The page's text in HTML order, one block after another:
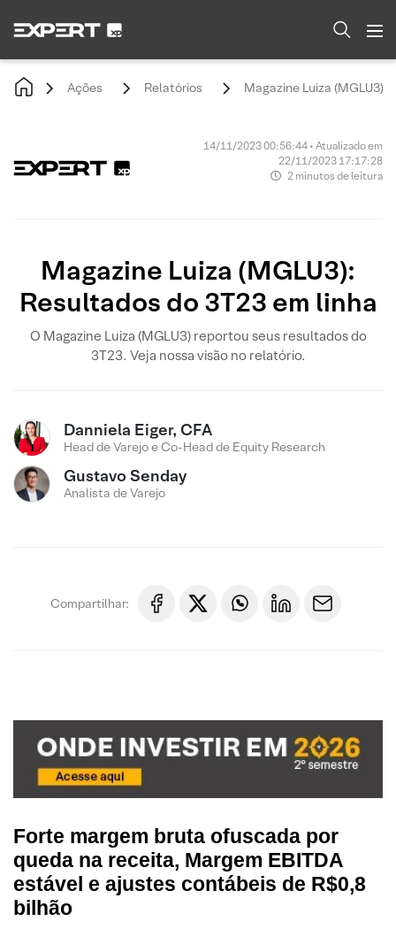
Ações Relatórios Magazine Luiza (MGLU3):
14/11/2023 00:56:44 • Atualizado em
22/11/2023 17:17:28
2 minutos de leitura
Magazine Luiza (MGLU3):
Resultados do 3T23 em linha
O Magazine Luiza (MGLU3) reportou seus resultados do
3T23. Veja nossa visão no relatório.
Danniela Eiger, CFA
Head de Varejo e Co-Head de Equity Research
Gustavo Senday
Analista de Varejo
Compartilhar:
Forte margem bruta ofuscada por
queda na receita, Margem EBITDA
estável e ajustes contábeis de R$0,8
bilhão